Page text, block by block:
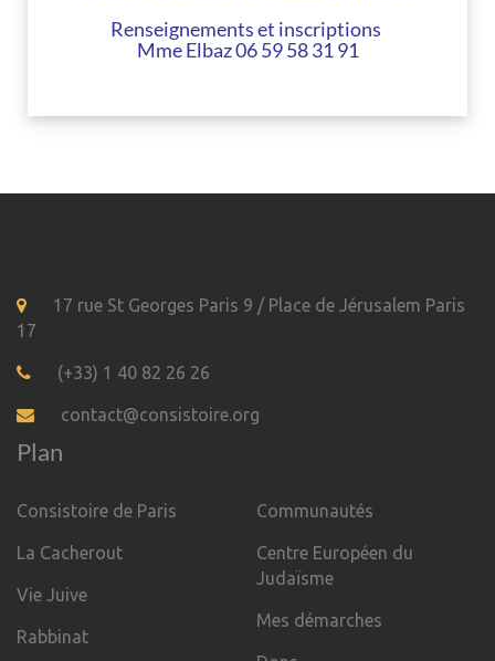
Renseignements et inscriptions
Mme Elbaz 06 59 58 31 91
17 rue St Georges Paris 9 / Place de Jérusalem Paris
17
(+33) 1 40 82 26 26
contact@consistoire.org
Plan
Consistoire de Paris
La Cacherout
Vie Juive
Rabbinat
Communautés
Centre Européen du
Judaïsme
Mes démarches